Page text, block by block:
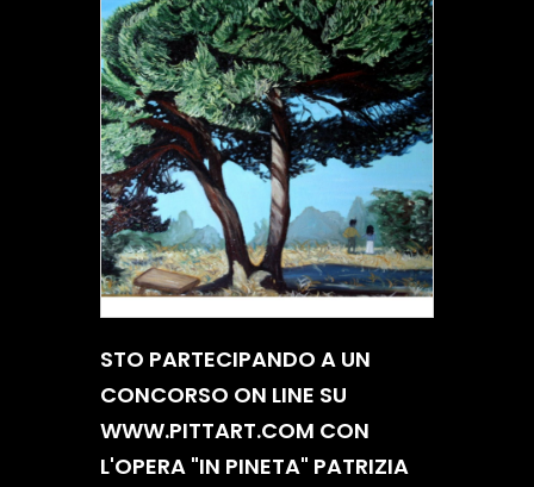
STO PARTECIPANDO A UN
CONCORSO ON LINE SU
WWW.PITTART.COM CON
L'OPERA "IN PINETA" PATRIZIA